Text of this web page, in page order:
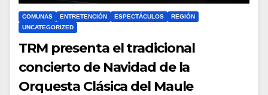
COMUNAS ENTRETENCIÓN ESPECTÁCULOS
REGIÓN
UNCATEGORIZED
TRM presenta el tradicional
concierto de Navidad de la
Orquesta Clásica del Maule